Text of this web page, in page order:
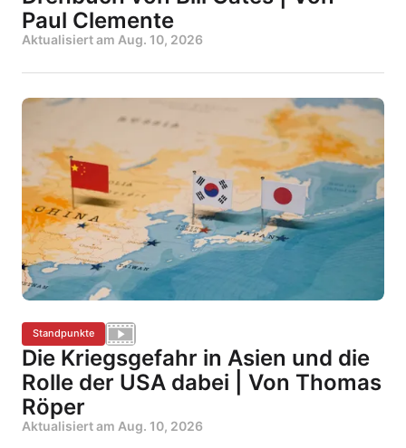
Paul Clemente
Aktualisiert am Aug. 10, 2026
Standpunkte
Die Kriegsgefahr in Asien und die
Rolle der USA dabei | Von Thomas
Röper
Aktualisiert am Aug. 10, 2026